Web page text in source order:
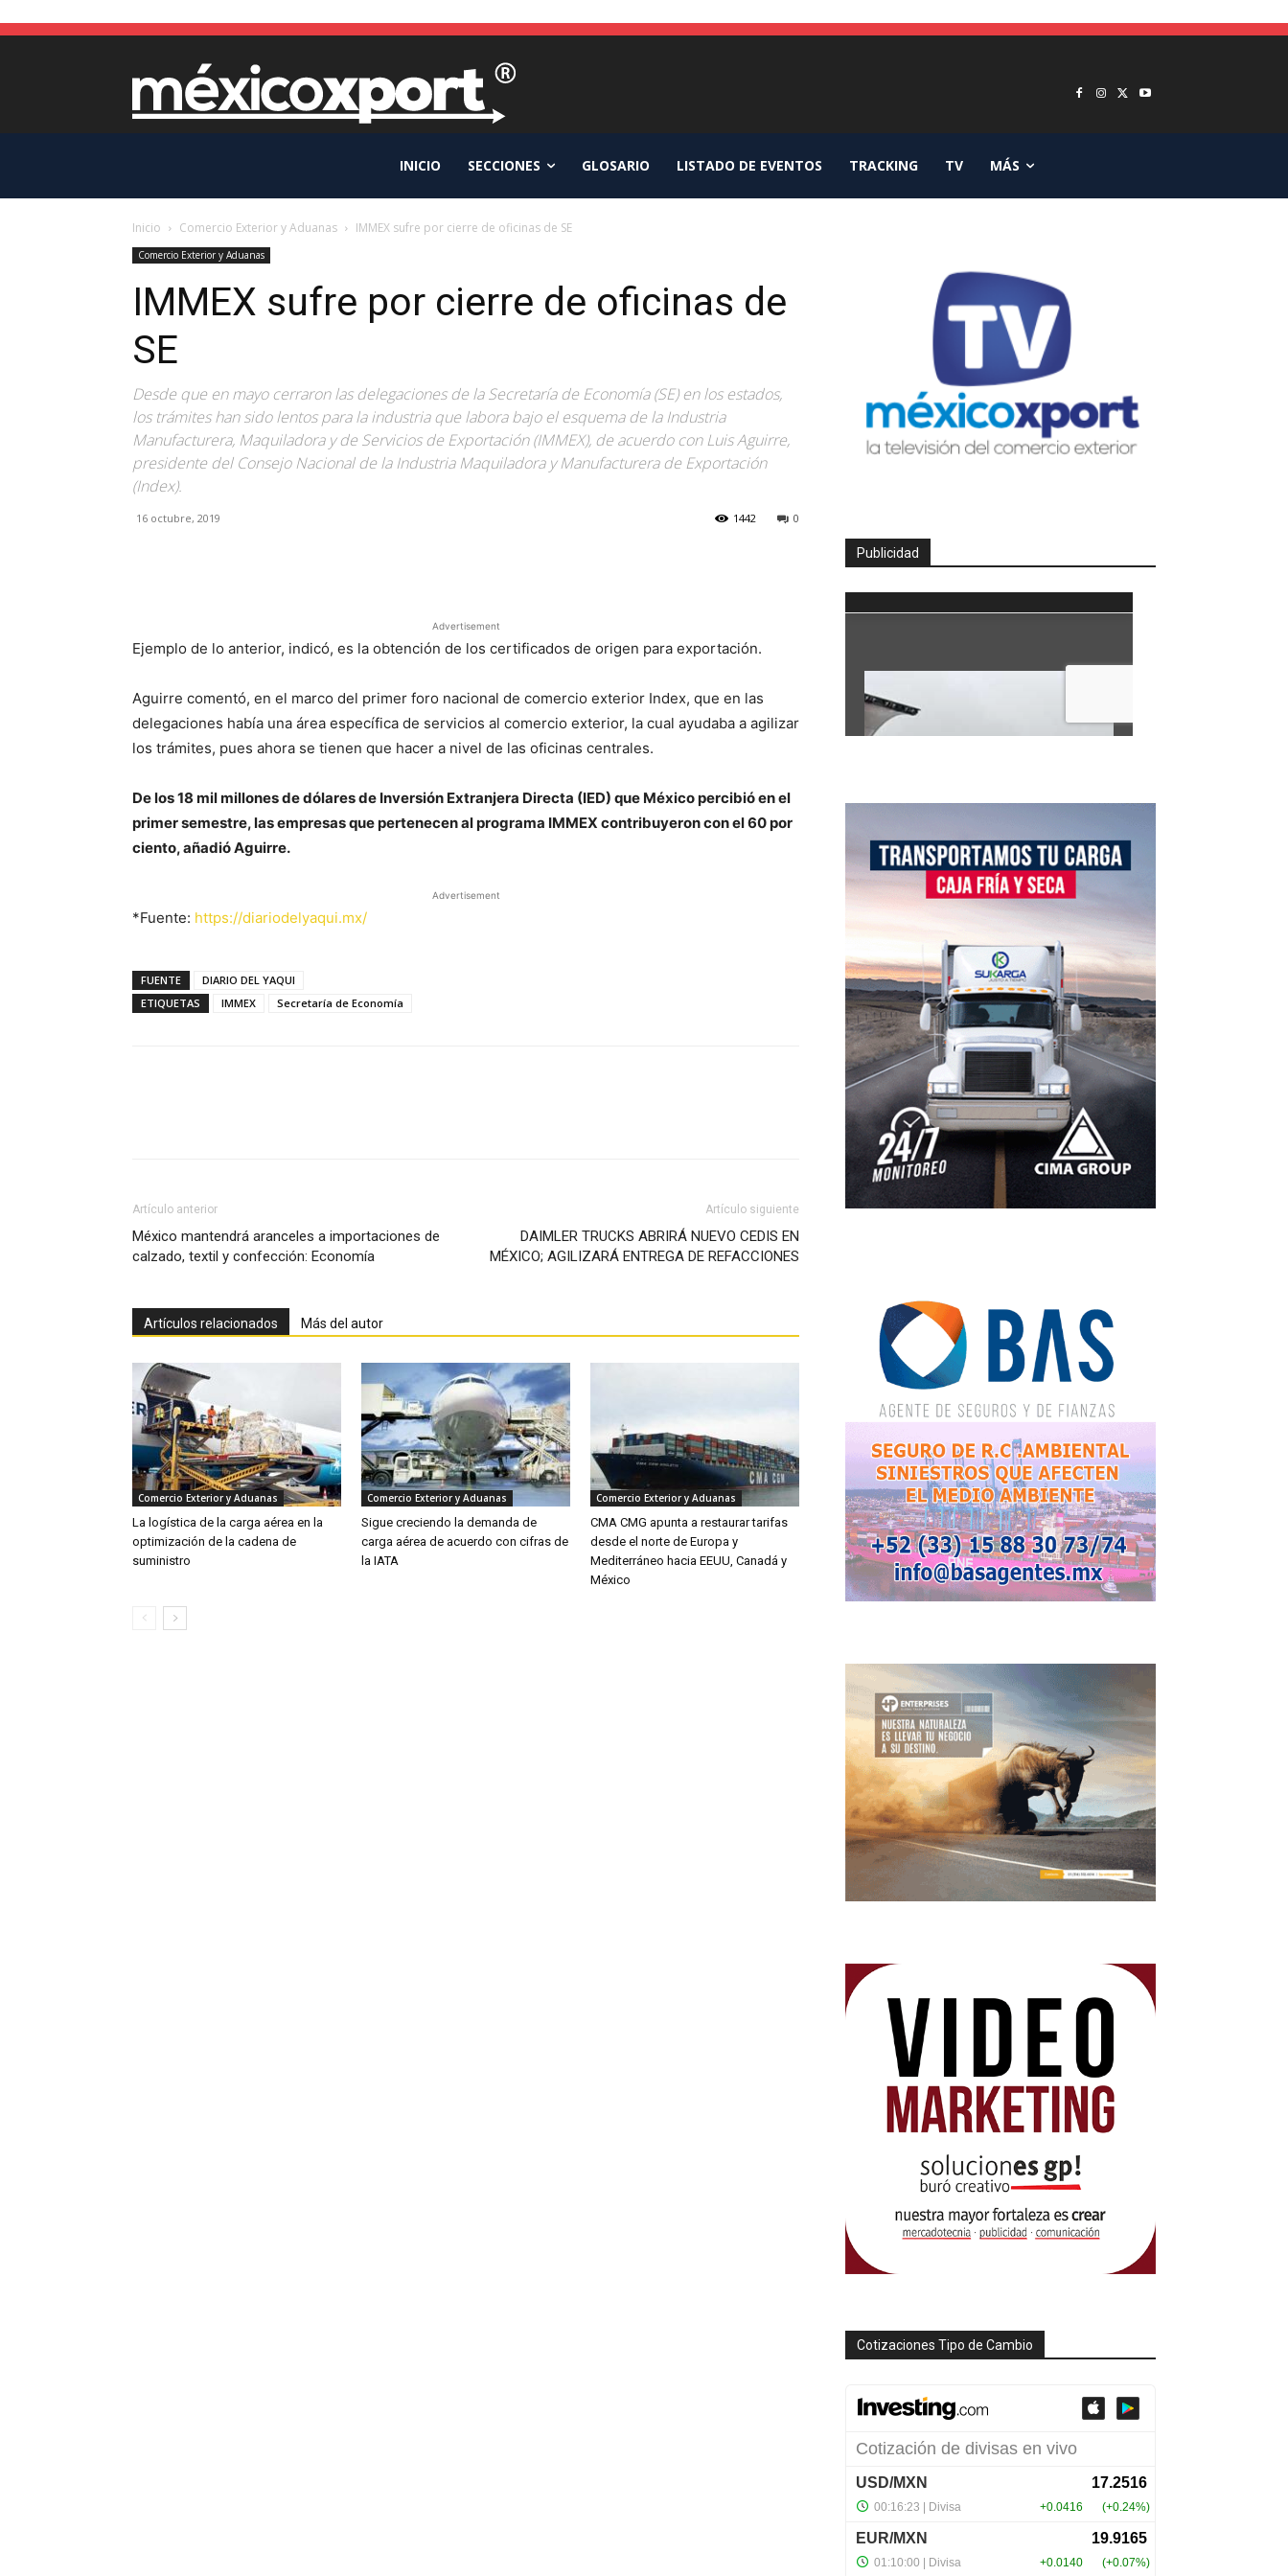
INICIO SECCIONES GLOSARIO LISTADO DE EVENTOS TRACKING TV MÁS
Inicio Comercio Exterior y Aduanas IMMEX sufre por cierre de oficinas de SE
Comercio Exterior y Aduanas
IMMEX sufre por cierre de oficinas de
SE
Desde que en mayo cerraron las delegaciones de la Secretaría de Economía (SE) en los estados,
los trámites han sido lentos para la industria que labora bajo el esquema de la Industria
Manufacturera, Maquiladora y de Servicios de Exportación (IMMEX), de acuerdo con Luis Aguirre,
presidente del Consejo Nacional de la Industria Maquiladora y Manufacturera de Exportación
(Index).
16 octubre, 2019 0
1442
Advertisement
Ejemplo de lo anterior, indicó, es la obtención de los certificados de origen para exportación.
Aguirre comentó, en el marco del primer foro nacional de comercio exterior Index, que en las
delegaciones había una área específica de servicios al comercio exterior, la cual ayudaba a agilizar
los trámites, pues ahora se tienen que hacer a nivel de las oficinas centrales.
De los 18 mil millones de dólares de Inversión Extranjera Directa (IED) que México percibió en el
primer semestre, las empresas que pertenecen al programa IMMEX contribuyeron con el 60 por
ciento, añadió Aguirre.
Advertisement
*Fuente: https://diariodelyaqui.mx/
FUENTE
DIARIO DEL YAQUI
ETIQUETAS
IMMEX Secretaría de Economía
Artículo anterior
México mantendrá aranceles a importaciones de
calzado, textil y confección: Economía
Artículo siguiente
DAIMLER TRUCKS ABRIRÁ NUEVO CEDIS EN
MÉXICO; AGILIZARÁ ENTREGA DE REFACCIONES
Artículos relacionados Más del autor
Comercio Exterior y Aduanas
La logística de la carga aérea en la
optimización de la cadena de
suministro
Comercio Exterior y Aduanas
Sigue creciendo la demanda de
carga aérea de acuerdo con cifras de
la IATA
Comercio Exterior y Aduanas
CMA CMG apunta a restaurar tarifas
desde el norte de Europa y
Mediterráneo hacia EEUU, Canadá y
México
Publicidad
Cotizaciones Tipo de Cambio